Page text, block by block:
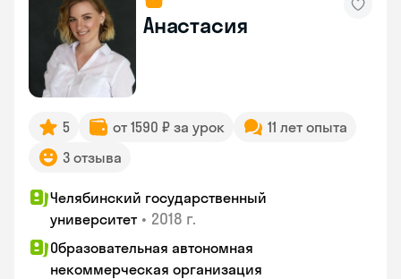
Анастасия
5 от 1590 ₽ за урок
11 лет опыта
3 отзыва
Челябинский государственный
университет • 2018 г.
Образовательная автономная
некоммерческая организация